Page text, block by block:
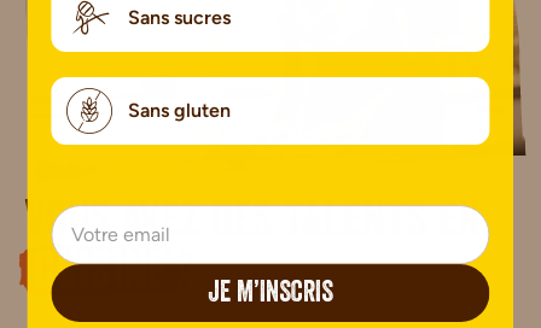
Vous avez des talents en
cuisine?
Sans sucres
Sans gluten
JE M’INSCRIS